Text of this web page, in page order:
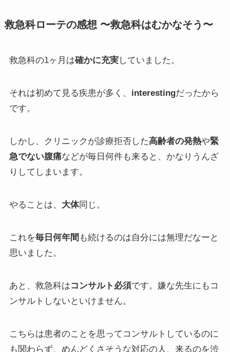
救急科ローテの感想 〜救急科はむかなそう〜
救急科の1ヶ月は確かに充実していました。
それは初めて見る疾患が多く、 interestingだったから
です。
しかし、クリニックが診療拒否した高齢者の発熱や緊
急でない腹痛などが毎日何件も来ると、かなりうんざ
りしてしまいます。
やることは、 大体同じ。
これを毎日何年間 も続けるのは自分には無理だなーと
思いました。
あと、救急科はコンサルト必須です。嫌な先生にもコ
ンサルトしないといけません。
こちらは患者のことを思ってコンサルトしているのに
も関わらず、めんどくさそうな対応の人、来るのを渋